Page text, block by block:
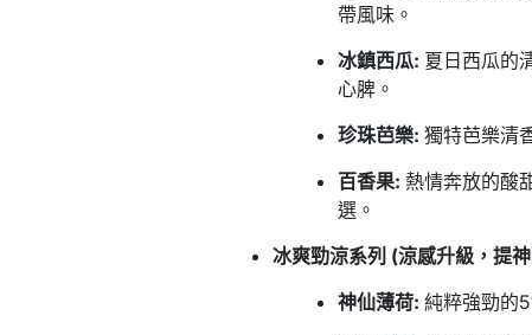
帶風味。
冰鎮西瓜: 夏日西瓜的
心脾。
珍珠芭樂: 獨特芭樂清
百香果: 熱情奔放的酸
選。
冰爽勁涼系列 (涼感升級，提
神仙薄荷: 純粹強勁的